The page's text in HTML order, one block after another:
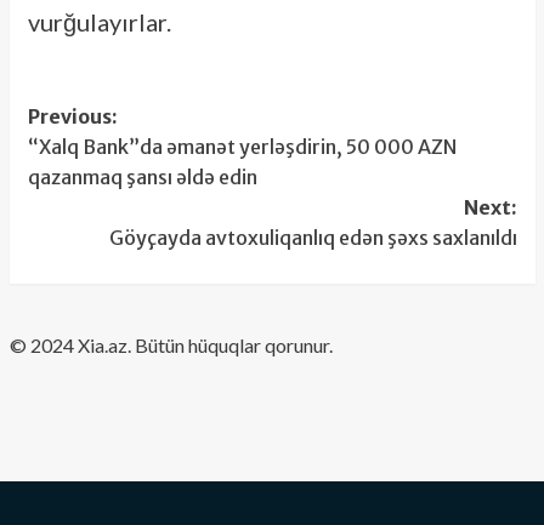
vurğulayırlar.
Post
navigation
Previous:
“Xalq Bank”da əmanət yerləşdirin, 50 000 AZN
qazanmaq şansı əldə edin
Next:
Göyçayda avtoxuliqanlıq edən şəxs saxlanıldı
​© 2024 Xia.az. Bütün hüquqlar qorunur.